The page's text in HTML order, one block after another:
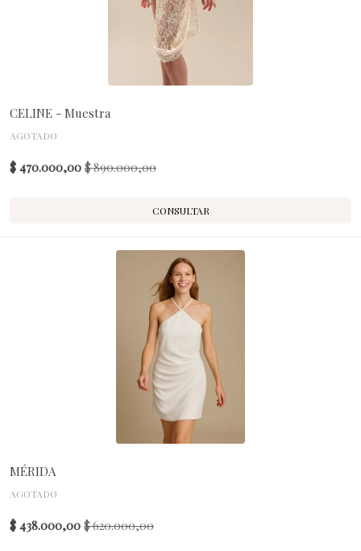
CELINE - Muestra
AGOTADO
$ 470.000,00 $ 890.000,00
CONSULTAR
MÉRIDA
AGOTADO
$ 438.000,00 $ 620.000,00